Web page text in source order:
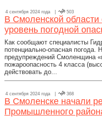
4 сентября 2024 года | 503
В Смоленской области
уровень погодной
Как сообщают специалисты
потенциально-опасная погода.
предупреждений Смоленщина
пожароопасность 4 класса
действовать до...
4 сентября 2024 года | 368
В Смоленске начали
Промышленного